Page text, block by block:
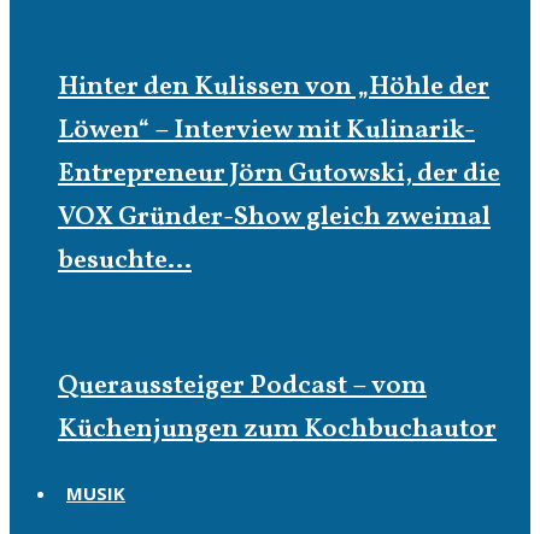
Hinter den Kulissen von „Höhle der
Löwen“ – Interview mit Kulinarik-
Entrepreneur Jörn Gutowski, der die
VOX Gründer-Show gleich zweimal
besuchte…
Queraussteiger Podcast – vom
Küchenjungen zum Kochbuchautor
MUSIK